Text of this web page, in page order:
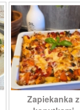
Zapiekanka z